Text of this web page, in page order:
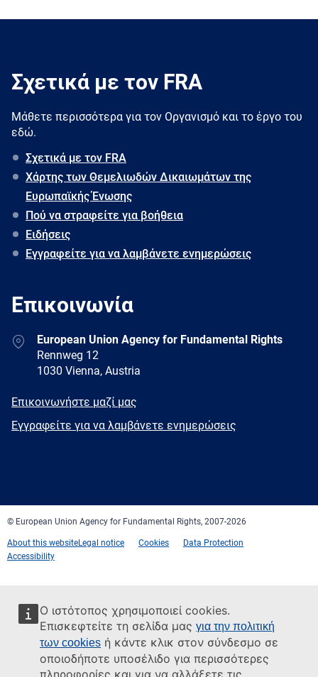
Ο ιστότοπος χρησιμοποιεί cookies.
Επισκεφτείτε τη σελίδα μας για την πολιτική
των cookies ή κάντε κλικ στον σύνδεσμο σε
οποιοδήποτε υποσέλιδο για περισσότερες
πληροφορίες και για να αλλάξετε τις
Σχετικά με τον FRA
Μάθετε περισσότερα για τον Oργανισμό και το έργο του
εδώ.
Σχετικά με τον FRA
Χάρτης των Θεμελιωδών Δικαιωμάτων της
Ευρωπαϊκής Ένωσης
Πού να στραφείτε για βοήθεια
Ειδήσεις
Εγγραφείτε για να λαμβάνετε ενημερώσεις
Επικοινωνία
AddressEuropean Union Agency for Fundamental Rights
Rennweg 12
1030 Vienna, Austria
E-
Επικοινωνήστε μαζί μας
Newsletter
Εγγραφείτε για να λαμβάνετε ενημερώσεις
© European Union Agency for Fundamental Rights, 2007-2026
About this websiteLegal notice Cookies
Data Protection
Accessibility